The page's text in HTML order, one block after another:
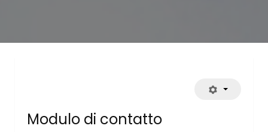
Modulo di contatto